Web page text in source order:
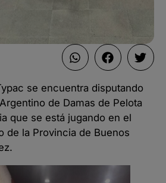
se encuentra disputando
de Damas de Pelota
que se está jugando en el
de la Provincia de Buenos